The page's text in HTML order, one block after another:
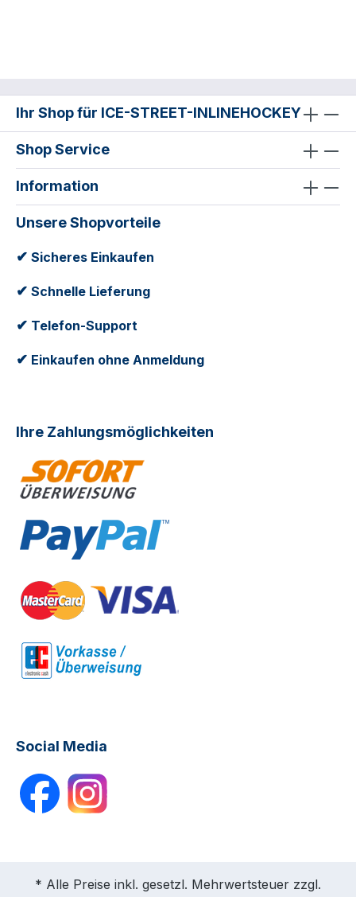
Ihr Shop für ICE-STREET-INLINEHOCKEY
Shop Service
Information
Unsere Shopvorteile
✔ Sicheres Einkaufen
✔ Schnelle Lieferung
✔ Telefon-Support
✔ Einkaufen ohne Anmeldung
Ihre Zahlungsmöglichkeiten
Social Media
* Alle Preise inkl. gesetzl. Mehrwertsteuer zzgl.